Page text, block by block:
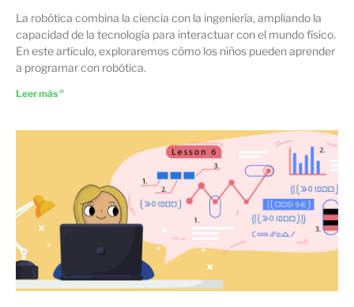
La robótica combina la ciencia con la ingeniería, ampliando la
capacidad de la tecnología para interactuar con el mundo físico.
En este artículo, exploraremos cómo los niños pueden aprender
a programar con robótica.
Leer más "